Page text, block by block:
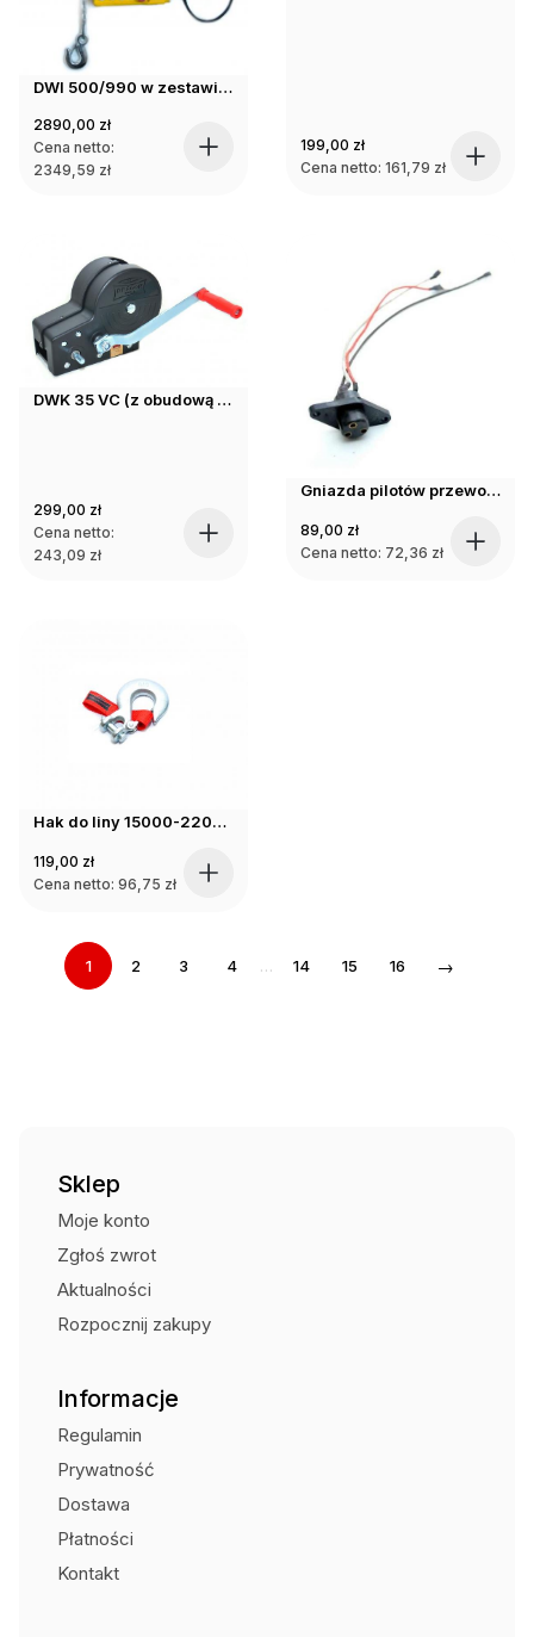
DWI 500/990 w zestawie z wózkiem
2890,00 zł
Cena netto:
2349,59 zł
199,00 zł
Cena netto: 161,79 zł
DWK 35 VC (z obudową ) pas/lina
299,00 zł
Cena netto:
243,09 zł
Gniazda pilotów przewodowych
89,00 zł
Cena netto: 72,36 zł
Hak do liny 15000-22000 lbs
119,00 zł
Cena netto: 96,75 zł
1 2 3 4 … 14 15 16 →
Sklep
Moje konto
Zgłoś zwrot
Aktualności
Rozpocznij zakupy
Informacje
Regulamin
Prywatność
Dostawa
Płatności
Kontakt